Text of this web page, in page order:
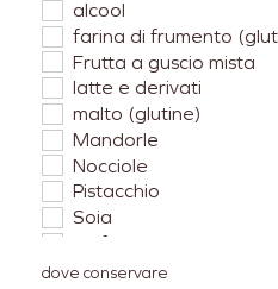
alcool
farina di frumento
Frutta a guscio mista
latte e derivati
malto (glutine)
Mandorle
Nocciole
Pistacchio
Soia
Solfiti
uova
dove conservare